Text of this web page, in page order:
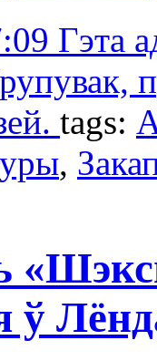
Гэта
tags:
,
ў